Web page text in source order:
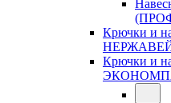
Крючки и
Крючки и